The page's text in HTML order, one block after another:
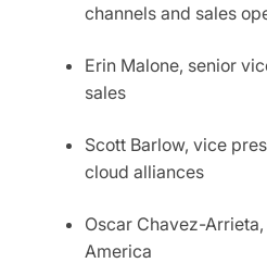
channels and sales
Erin Malone, senior
sales
Scott Barlow, vice
cloud alliances
Oscar Chavez-
America